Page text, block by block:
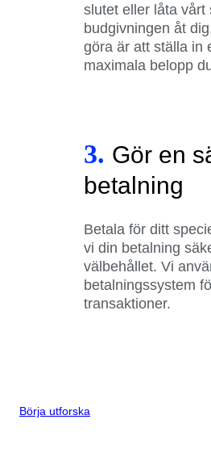
slutet eller låta vårt
budgivningen åt
göra är att ställa in
maximala belopp
3. Gör en
betalning
Betala för ditt
vi din betalning
välbehållet. Vi
betalningssystem
transaktioner.
Börja utforska